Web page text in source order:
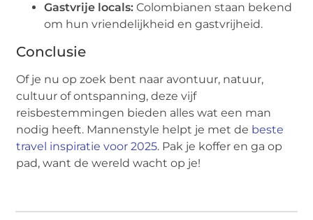
Gastvrije locals: Colombianen staan bekend
om hun vriendelijkheid en gastvrijheid.
Conclusie
Of je nu op zoek bent naar avontuur, natuur,
cultuur of ontspanning, deze vijf
reisbestemmingen bieden alles wat een man
nodig heeft. Mannenstyle helpt je met de beste
travel inspiratie voor 2025. Pak je koffer en ga op
pad, want de wereld wacht op je!